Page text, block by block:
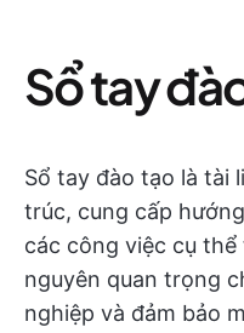
Sổ tay
Sổ tay đào tạo là tài
trúc, cung cấp
các công việc cụ
nguyên quan trọng
nghiệp và đảm bảo